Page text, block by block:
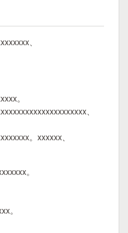
、
。
、
。xxxxxx、
。
。